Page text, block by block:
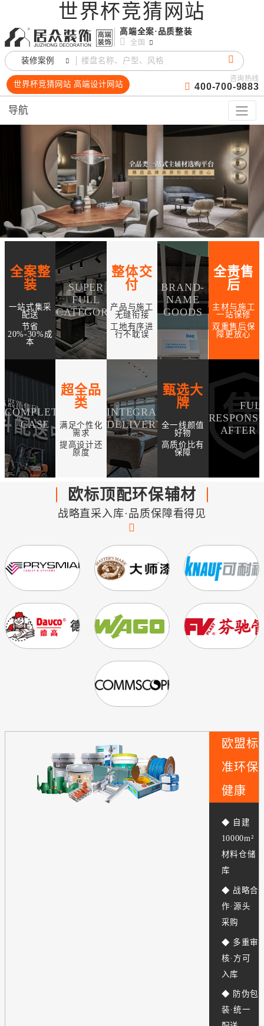
世界杯竞猜网站
高端全案·品质整装
全国
装修案例
世界杯竞猜网站 高端设计网站
咨询热线
400-700-9883
导航
全案整
装
一站式集采
配送
节省
20%-30%成
本
SUPER
FULL
CATEGORY
整体交
付
产品与施工
无缝衔接
工地有序进
行不耽误
BRAND-
NAME
GOODS
全责售
后
主材与施工
一站保修
双重售后保
障更放心
COMPLETE
CASE
超全品
类
满足个性化
需求
提高设计还
原度
INTEGRAL
DELIVERY
甄选大
牌
全一线颜值
好物
高质价比有
保障
AFTER
欧标顶配环保辅材
战略直采入库·品质保障看得见
普睿司曼 美国大师漆
德高 德国WAGO
欧盟标
准环保
健康
◆ 自建
10000m²
材料仓储
库
◆ 战略合
作·源头
采购
◆ 多重审
核·方可
入库
◆ 防伪包
装·统一